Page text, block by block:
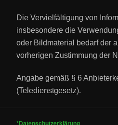
Die Vervielfältigung von
insbesondere die
oder Bildmaterial bedarf der
vorherigen Zustimmung der
Angabe gemäß § 6
(Teledienstgesetz).
*Datenschutzerklärung